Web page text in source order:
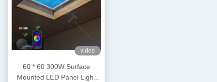
video
60 * 60 300W Surface
Mounted LED Panel Light